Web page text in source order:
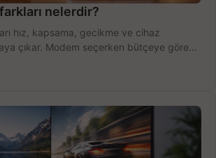
nelerdir?
hız, kapsama, gecikme ve cihaz
çıkar. Modem seçerken bütçeye göre